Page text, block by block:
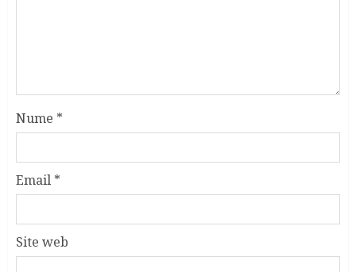
Nume *
Email *
Site web